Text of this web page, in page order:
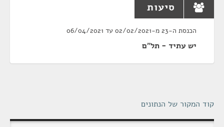
סיעות
הכנסת ה-23 מ-02/02/2021 עד 06/04/2021
יש עתיד - תל"ם
קוד המקור של הנתונים